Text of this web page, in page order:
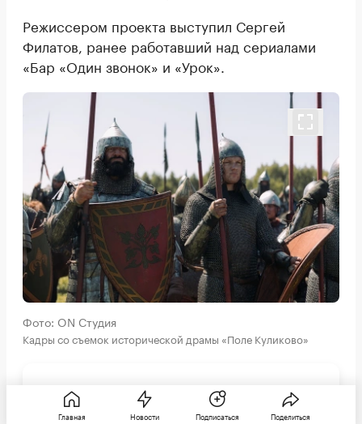
Режиссером проекта выступил Сергей
Филатов, ранее работавший над сериалами
«Бар «Один звонок» и «Урок».
Фото: ON Студия
Кадры со съемок исторической драмы «Поле Куликово»
«Работа всегда начинается с погружения
в тему. Мы начали с изучения
Главная Новости Подписаться Поделиться